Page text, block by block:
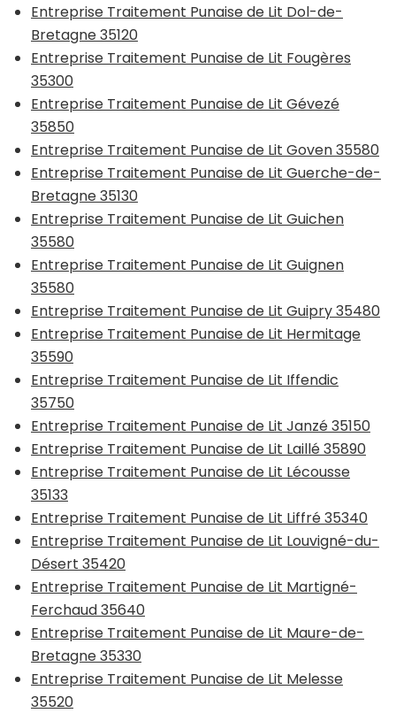
Entreprise Traitement Punaise de Lit Dol-de-
Bretagne 35120
Entreprise Traitement Punaise de Lit Fougères
35300
Entreprise Traitement Punaise de Lit Gévezé
35850
Entreprise Traitement Punaise de Lit Goven 35580
Entreprise Traitement Punaise de Lit Guerche-de-
Bretagne 35130
Entreprise Traitement Punaise de Lit Guichen
35580
Entreprise Traitement Punaise de Lit Guignen
35580
Entreprise Traitement Punaise de Lit Guipry 35480
Entreprise Traitement Punaise de Lit Hermitage
35590
Entreprise Traitement Punaise de Lit Iffendic
35750
Entreprise Traitement Punaise de Lit Janzé 35150
Entreprise Traitement Punaise de Lit Laillé 35890
Entreprise Traitement Punaise de Lit Lécousse
35133
Entreprise Traitement Punaise de Lit Liffré 35340
Entreprise Traitement Punaise de Lit Louvigné-du-
Désert 35420
Entreprise Traitement Punaise de Lit Martigné-
Ferchaud 35640
Entreprise Traitement Punaise de Lit Maure-de-
Bretagne 35330
Entreprise Traitement Punaise de Lit Melesse
35520